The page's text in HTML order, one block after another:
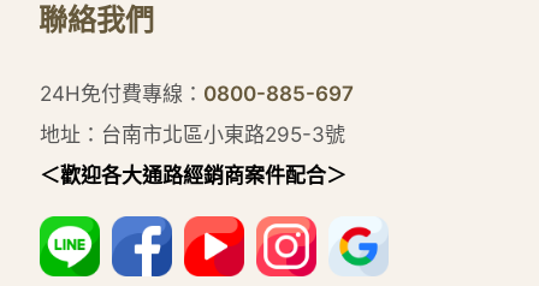
聯絡我們
24H免付費專線： 0800-885-697
地址：台南市北區小東路295-3號
＜歡迎各大通路經銷商案件配合＞